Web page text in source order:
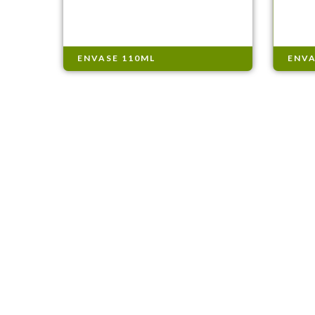
ENVASE 110ML